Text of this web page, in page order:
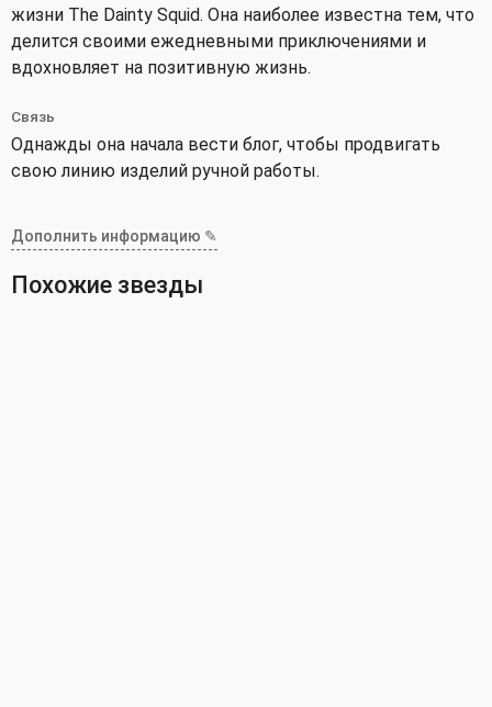
жизни The Dainty Squid. Она наиболее известна тем, что
делится своими ежедневными приключениями и
вдохновляет на позитивную жизнь.
Связь
Однажды она начала вести блог, чтобы продвигать
свою линию изделий ручной работы.
Дополнить информацию ✎
Похожие звезды